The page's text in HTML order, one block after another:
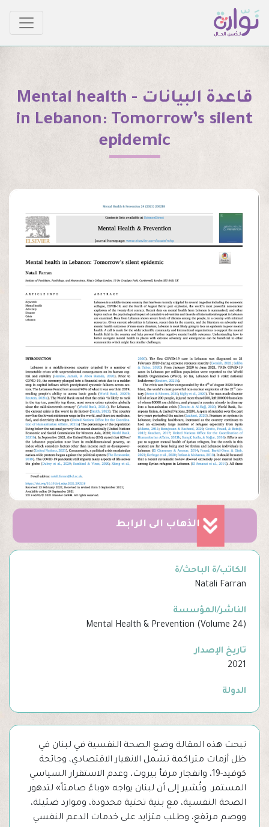
قاعدة البيانات - Mental health
in Lebanon: Tomorrow’s silent
epidemic
الذهاب الى الرابط
الكاتب/ة الباحث/ة
Natali Farran
الناشر/المؤسسة
Mental Health & Prevention (Volume 24)
تاريخ الإصدار
2021
الدولة
تبحث هذه المقالة وضع الصحة النفسية في لبنان في
ظل أزمات متراكمة تشمل الانهيار الاقتصادي، وجائحة
كوفيد-19، وانفجار مرفأ بيروت، وعدم الاستقرار السياسي
المستمر. وتُشير إلى أن لبنان يواجه «وباءً صامتاً» لتدهور
الصحة النفسية، مع بنية تحتية محدودة، وموارد ضئيلة،
ووصم مرتفع، وطلب متزايد على خدمات الدعم النفسي